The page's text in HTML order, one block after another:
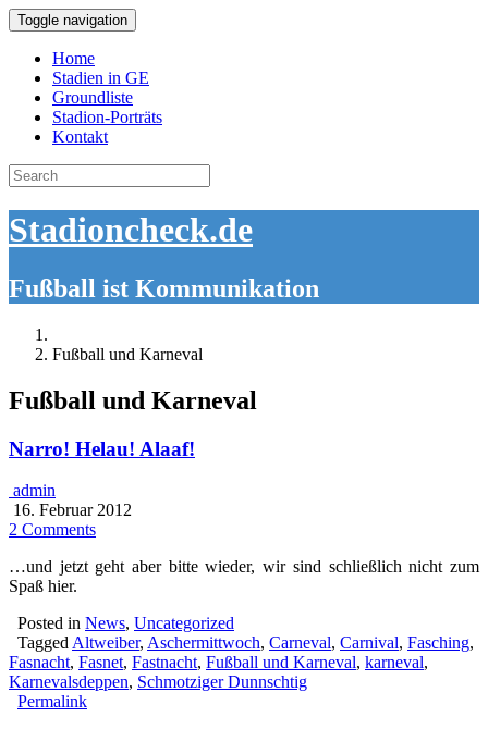
Toggle navigation
Home
Stadien in GE
Groundliste
Stadion-Porträts
Kontakt
Search
for:
Stadioncheck.de
Fußball ist Kommunikation
Fußball und Karneval
Fußball und Karneval
Narro! Helau! Alaaf!
admin
16. Februar 2012
2 Comments
…und jetzt geht aber bitte wieder, wir sind schließlich nicht zum
Spaß hier.
Posted in News, Uncategorized
Tagged Altweiber, Aschermittwoch, Carneval, Carnival, Fasching,
Fasnacht, Fasnet, Fastnacht, Fußball und Karneval, karneval,
Karnevalsdeppen, Schmotziger Dunnschtig
Permalink